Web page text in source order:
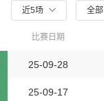
近5场 全部
比赛日期
25-09-28
25-09-17